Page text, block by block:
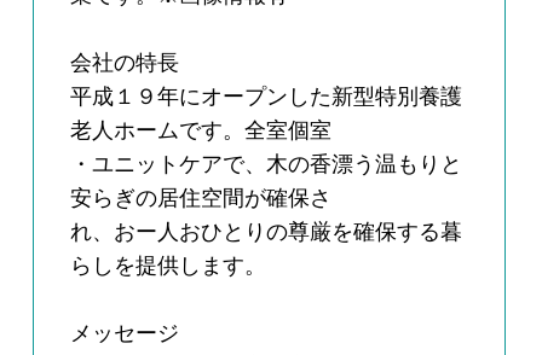
会社の特長
平成１９年にオープンした新型特別養護
老人ホームです。全室個室
・ユニットケアで、木の香漂う温もりと
安らぎの居住空間が確保さ
れ、おー人おひとりの尊厳を確保する暮
らしを提供します。
メッセージ